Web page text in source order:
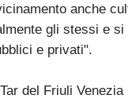
anche
gli stessi e
e privati".
del Friuli